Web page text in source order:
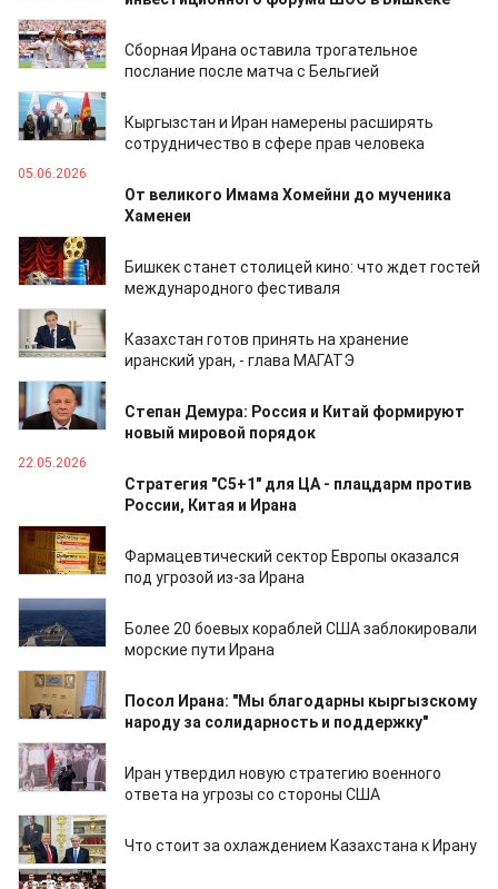
22.06.2026
Сборная Ирана оставила трогательное
послание после матча с Бельгией
22.06.2026
Кыргызстан и Иран намерены расширять
сотрудничество в сфере прав человека
05.06.2026
От великого Имама Хомейни до мученика
Хаменеи
04.06.2026
Бишкек станет столицей кино: что ждет гостей
международного фестиваля
01.06.2026
Казахстан готов принять на хранение
иранский уран, - глава МАГАТЭ
26.05.2026
Степан Демура: Россия и Китай формируют
новый мировой порядок
22.05.2026
Стратегия "C5+1" для ЦА - плацдарм против
России, Китая и Ирана
18.05.2026
Фармацевтический сектор Европы оказался
под угрозой из-за Ирана
11.05.2026
Более 20 боевых кораблей США заблокировали
морские пути Ирана
11.05.2026
Посол Ирана: "Мы благодарны кыргызскому
народу за солидарность и поддержку"
11.05.2026
Иран утвердил новую стратегию военного
ответа на угрозы со стороны США
05.05.2026
Что стоит за охлаждением Казахстана к Ирану
03.05.2026